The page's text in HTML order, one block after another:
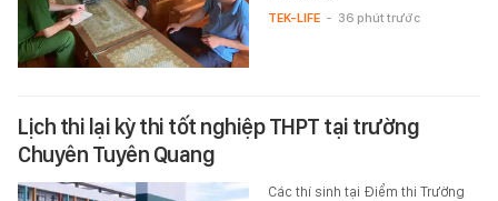
TEK-LIFE - 36 phút trước
Lịch thi lại kỳ thi tốt nghiệp THPT tại trường
Chuyên Tuyên Quang
Các thí sinh tại Điểm thi Trường